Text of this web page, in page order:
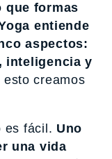
que formas
entiende
aspectos:
inteligencia y
creamos
es fácil. Uno
una vida